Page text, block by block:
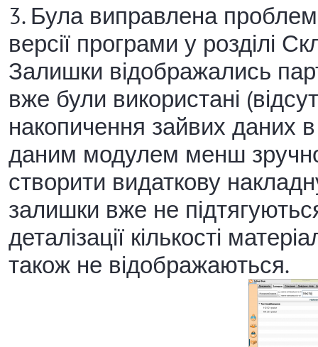
3. Була виправлена
версії програми у розділі
Залишки відображались
вже були використані
накопичення зайвих даних в
даним модулем менш
створити видаткову
залишки вже не
деталізації кількості
також не відображаються.